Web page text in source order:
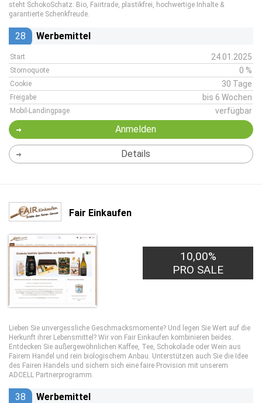
steht SchokoSchatz: Bio, Fairtrade, plastikfrei, hochwertige Inhalte &
garantierte Schenkfreude.
28 Werbemittel
Start 24.01.2025
Stornoquote 0 %
Cookie 30 Tage
Freigabe bis 6 Wochen
Mobil-Landingpage verfügbar
Anmelden
Details
Fair Einkaufen
10,00%
PRO SALE
Lieben Sie unvergessliche Geschmacksmomente? Und legen Sie Wert auf die
Herkunft ihrer Lebensmittel? Wir von Fair Einkaufen kombinieren beides.
Entdecken Sie außergewöhnlichen Kaffee, Tee, Schokolade oder Wein aus
Fairem Handel und rein biologischem Anbau. Unterstützen auch Sie die Idee
des Fairen Handels und sichern sich eine faire Provision mit unserem
ADCELL Partnerprogramm.
38 Werbemittel